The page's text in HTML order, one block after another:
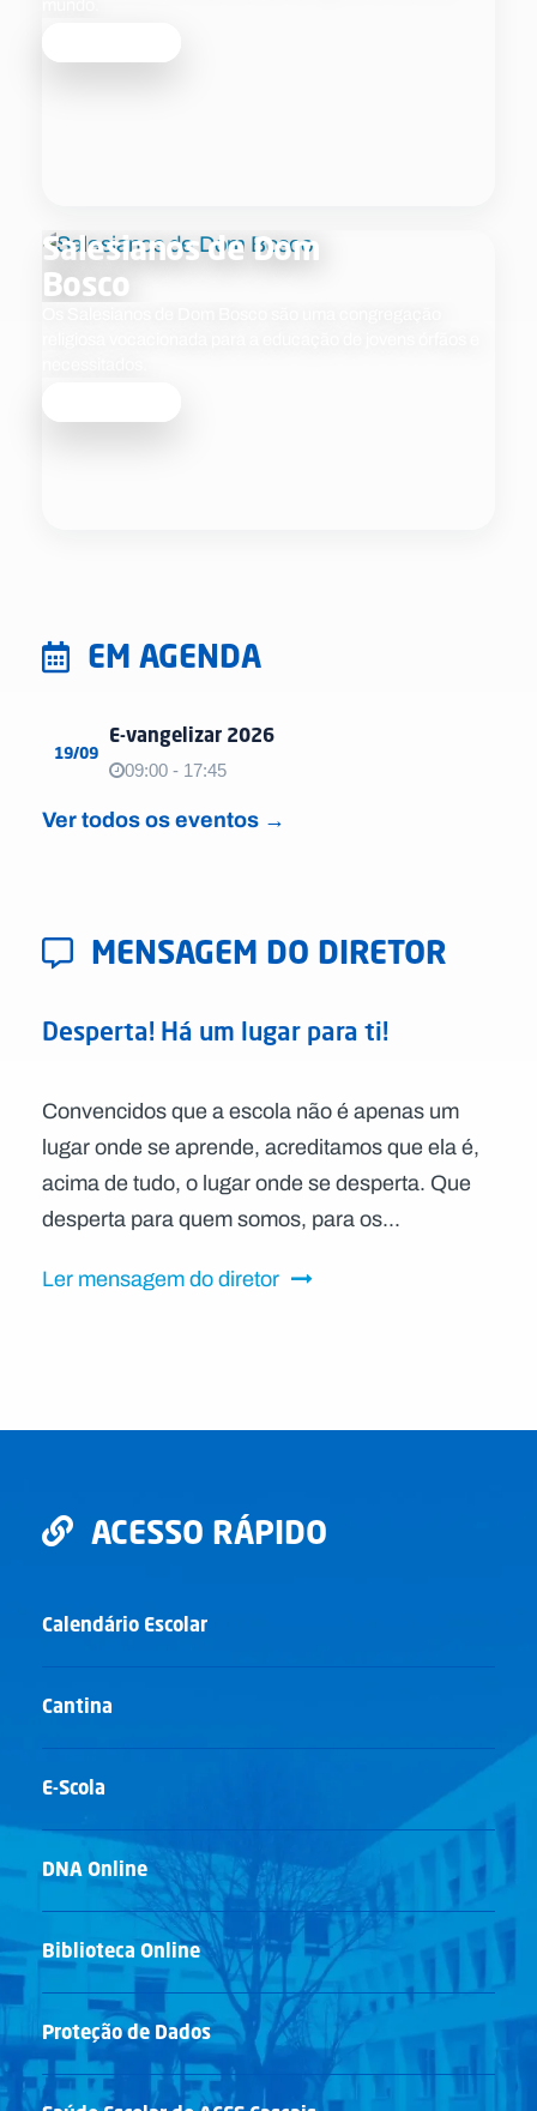
Salesianos de Dom
Bosco
EM AGENDA
19/09
E-vangelizar 2026
09:00 - 17:45
Ver todos os eventos →
MENSAGEM DO DIRETOR
Desperta! Há um lugar para ti!
Convencidos que a escola não é apenas um
lugar onde se aprende, acreditamos que ela é,
acima de tudo, o lugar onde se desperta. Que
desperta para quem somos, para os...
Ler mensagem do diretor
ACESSO RÁPIDO
Calendário Escolar
Cantina
E-Scola
DNA Online
Biblioteca Online
Proteção de Dados